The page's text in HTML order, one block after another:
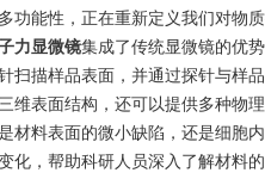
功能性，正在重新定义我们对物质
力显微镜集成了传统显微镜的优
扫描样品表面，并通过探针与样
维表面结构，还可以提供多种物
材料表面的微小缺陷，还是细胞
化，帮助科研人员深入了解材料